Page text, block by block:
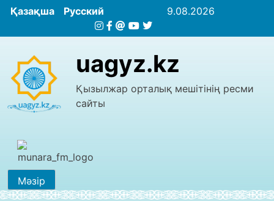
Қазақша Русский 9.08.2026
uagyz.kz
Қызылжар орталық мешітінің ресми
сайты
Мәзір